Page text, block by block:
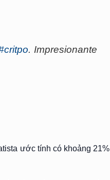
. Impresionante
ước tính có khoảng 21%